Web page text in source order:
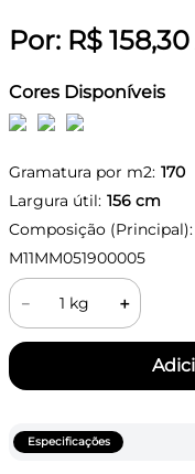
Por: R$ 158,30
Cores Disponíveis
Gramatura por m2: 170
Largura útil: 156 cm
Composição (Principal):
M11MM051900005
＋
－
Especificações